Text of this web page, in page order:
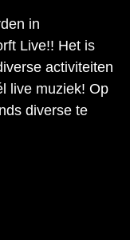
in
Live!! Het is
activiteiten
live muziek! Op
diverse te